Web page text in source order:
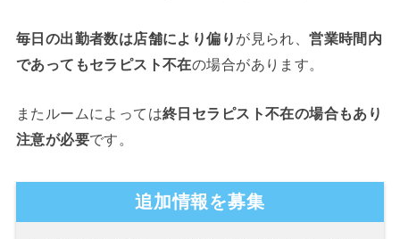
毎日の出勤者数は店舗により偏り が見られ、営業時間内
であってもセラピスト不在の場合があります。
またルームによっては終日セラピスト不在の場合もあり
注意が必要です。
追加情報を募集